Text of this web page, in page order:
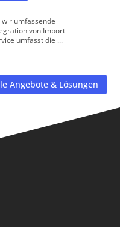
umfassende
von Import-
umfasst die ...
Angebote & Lösungen